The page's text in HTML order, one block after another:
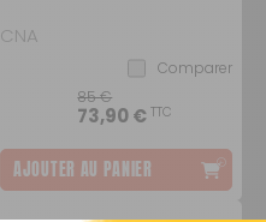
CNA
Comparer
85 €
73,90 €TTC
AJOUTER AU PANIER